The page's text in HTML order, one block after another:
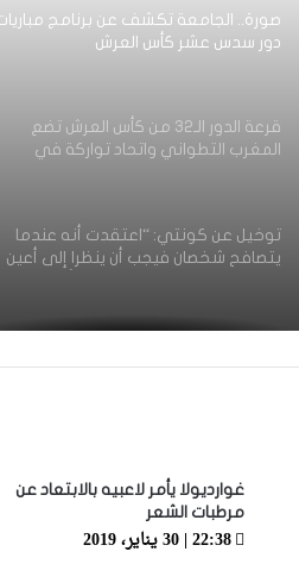
صورة.. الجامعة تكشف عن برنامج
دور سدس عشر كأس العرش
قرعة الدور الـ32 من كأس العرش تضع
المغرب التطواني واتحاد تواركة في
توخيل عن كونتي: “اعتقدت أنه عندما
يتصافح شخصان فيجب أن ينظرا إلى أعين
الأفضل الحديث عن المباراة.. إذا أردنا أن
بعد مباراة تشيلسي وتوتنهام
غوارديولا يأمر لاعبيه بالابتعاد عن
مرطبات الشعر
22:38 | 30 يناير، 2019